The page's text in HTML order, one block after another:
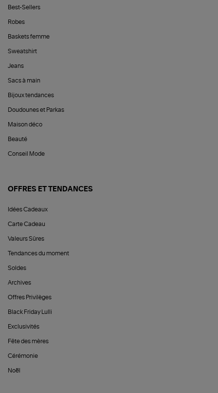
Best-Sellers
Robes
Baskets femme
Sweatshirt
Jeans
Sacs à main
Bijoux tendances
Doudounes et Parkas
Maison déco
Beauté
Conseil Mode
OFFRES ET TENDANCES
Idées Cadeaux
Carte Cadeau
Valeurs Sûres
Tendances du moment
Soldes
Archives
Offres Privilèges
Black Friday Lulli
Exclusivités
Fête des mères
Cérémonie
Noël